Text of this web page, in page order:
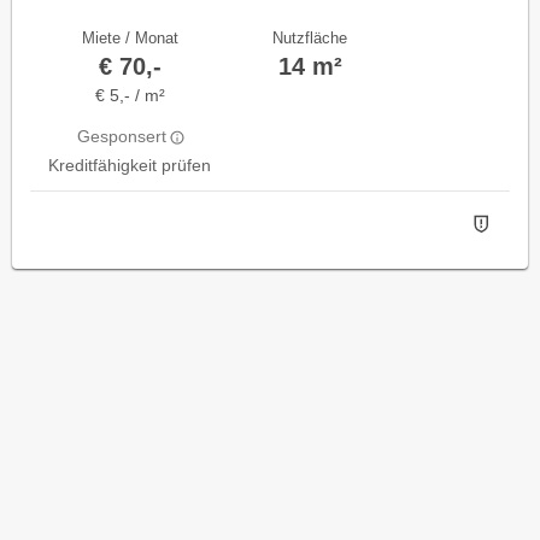
Miete / Monat
€ 70,-
€ 5,- / m²
Gesponsert
Kreditfähigkeit prüfen
Nutzfläche
14 m²